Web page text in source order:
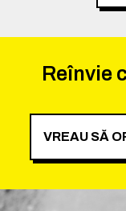
Reînvie
VREAU SĂ